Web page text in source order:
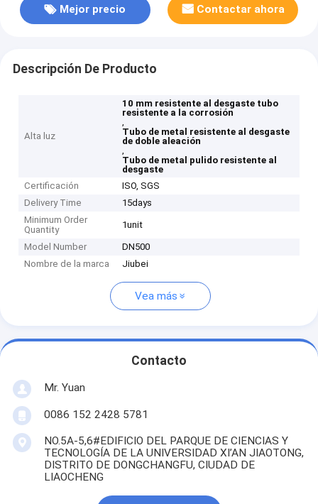
Mejor precio Contactar ahora
Descripción De Producto
Alta luz
10 mm resistente al desgaste tubo
resistente a la corrosión
,
Tubo de metal resistente al desgaste
de doble aleación
,
Tubo de metal pulido resistente al
desgaste
Certificación
ISO, SGS
Delivery Time
15days
Minimum Order
Quantity
1unit
Model Number
DN500
Nombre de la marca
Jiubei
Vea más
Contacto
Mr. Yuan
0086 152 2428 5781
NO.5A-5,6#EDIFICIO DEL PARQUE DE CIENCIAS Y
TECNOLOGÍA DE LA UNIVERSIDAD XI’AN JIAOTONG,
DISTRITO DE DONGCHANGFU, CIUDAD DE
LIAOCHENG